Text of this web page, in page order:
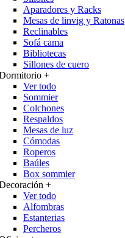
Aparadores y Racks
Mesas de linvig y Ratonas
Reclinables
Sofá cama
Bibliotecas
Sillones de cuero
+
Ver todo
Sommier
Colchones
Respaldos
Mesas de luz
Cómodas
Roperos
Baúles
Box sommier
+
Ver todo
Alfombras
Estanterias
Percheros